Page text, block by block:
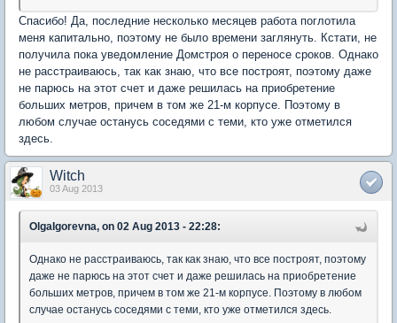
Спасибо! Да, последние несколько месяцев работа поглотила
меня капитально, поэтому не было времени заглянуть. Кстати, не
получила пока уведомление Домстроя о переносе сроков. Однако
не расстраиваюсь, так как знаю, что все построят, поэтому даже
не парюсь на этот счет и даже решилась на приобретение
больших метров, причем в том же 21-м корпусе. Поэтому в
любом случае останусь соседями с теми, кто уже отметился
здесь.
Witch
03 Aug 2013
OlgaIgorevna, on 02 Aug 2013 - 22:28:
Однако не расстраиваюсь, так как знаю, что все построят, поэтому
даже не парюсь на этот счет и даже решилась на приобретение
больших метров, причем в том же 21-м корпусе. Поэтому в любом
случае останусь соседями с теми, кто уже отметился здесь.